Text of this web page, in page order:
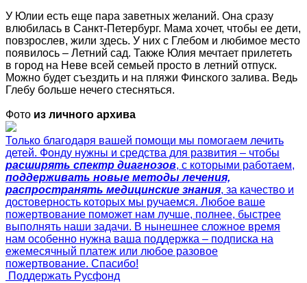
У Юлии есть еще пара заветных желаний. Она сразу
влюбилась в Санкт-Петербург. Мама хочет, чтобы ее дети,
повзрослев, жили здесь. У них с Глебом и любимое место
появилось – Летний сад. Также Юлия мечтает прилететь
в город на Неве всей семьей просто в летний отпуск.
Можно будет съездить и на пляжи Финского залива. Ведь
Глебу больше нечего стесняться.
Фото из личного архива
Только благодаря вашей помощи мы помогаем лечить
детей. Фонду нужны и средства для развития – чтобы
расширять спектр диагнозов, с которыми работаем,
поддерживать новые методы лечения,
распространять медицинские знания, за качество и
достоверность которых мы ручаемся. Любое ваше
пожертвование поможет нам лучше, полнее, быстрее
выполнять наши задачи. В нынешнее сложное время
нам особенно нужна ваша поддержка – подписка на
ежемесячный платеж или любое разовое
пожертвование. Спасибо!
Поддержать Русфонд